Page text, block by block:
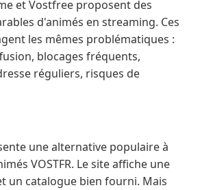
et Vostfree proposent des
d'animés en streaming. Ces
les mêmes problématiques :
blocages fréquents,
réguliers, risques de
une alternative populaire à
VOSTFR. Le site affiche une
un catalogue bien fourni. Mais